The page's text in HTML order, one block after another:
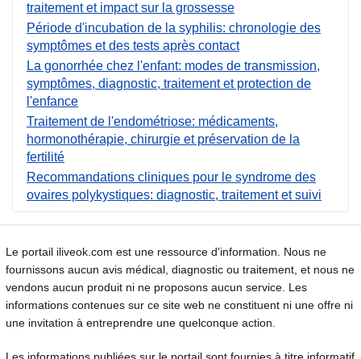
traitement et impact sur la grossesse
Période d'incubation de la syphilis: chronologie des
symptômes et des tests après contact
La gonorrhée chez l'enfant: modes de transmission,
symptômes, diagnostic, traitement et protection de
l'enfance
Traitement de l'endométriose: médicaments,
hormonothérapie, chirurgie et préservation de la
fertilité
Recommandations cliniques pour le syndrome des
ovaires polykystiques: diagnostic, traitement et suivi
Le portail iliveok.com est une ressource d'information. Nous ne
fournissons aucun avis médical, diagnostic ou traitement, et nous ne
vendons aucun produit ni ne proposons aucun service. Les
informations contenues sur ce site web ne constituent ni une offre ni
une invitation à entreprendre une quelconque action.